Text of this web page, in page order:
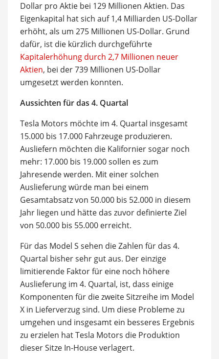
Dollar pro Aktie bei 129 Millionen Aktien. Das
Eigenkapital hat sich auf 1,4 Milliarden US-Dollar
erhöht, als um 275 Millionen US-Dollar. Grund
dafür, ist die kürzlich durchgeführte
Kapitalerhöhung durch 2,7 Millionen neuer
Aktien, bei der 739 Millionen US-Dollar
umgesetzt werden konnten.
Aussichten für das 4. Quartal
Tesla Motors möchte im 4. Quartal insgesamt
15.000 bis 17.000 Fahrzeuge produzieren.
Ausliefern möchten die Kalifornier sogar noch
mehr: 17.000 bis 19.000 sollen es zum
Jahresende werden. Mit einer solchen
Auslieferung würde man bei einem
Gesamtabsatz von 50.000 bis 52.000 in diesem
Jahr liegen und hätte das zuvor definierte Ziel
von 50.000 bis 55.000 erreicht.
Für das Model S sehen die Zahlen für das 4.
Quartal bisher sehr gut aus. Der einzige
limitierende Faktor für eine noch höhere
Auslieferung im 4. Quartal, ist, dass einige
Komponenten für die zweite Sitzreihe im Model
X in Lieferverzug sind. Um diese Probleme zu
umgehen und insgesamt ein besseres Ergebnis
zu erzielen hat Tesla Motors die Produktion
dieser Sitze In-House verlagert.